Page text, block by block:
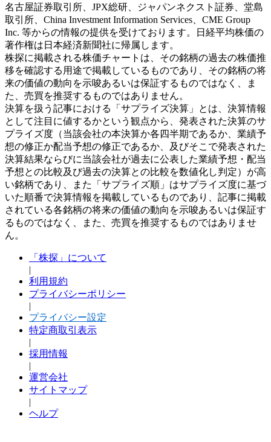
名古屋証券取引所、JPX総研、ジャパンネクスト証券、堂島
取引所、China Investment Information Services、CME Group
Inc. 等からの情報の提供を受けております。日経平均株価の
著作権は日本経済新聞社に帰属します。
株探に掲載される株価チャートは、その銘柄の過去の株価推
移を確認する用途で掲載しているものであり、その銘柄の将
来の価値の動向を示唆あるいは保証するものではなく、ま
た、売買を推奨するものではありません。
決算を扱う記事における「サプライズ決算」とは、決算情報
として注目に値するかという観点から、発表された決算のサ
プライズ度（当該会社の本決算か各四半期であるか、業績予
想の修正か配当予想の修正であるか、及びそこで発表された
決算結果ならびに当該会社が過去に公表した業績予想・配当
予想との比較及び過去の決算との比較を数値化し判定）が高
い銘柄であり、また「サプライズ順」はサプライズ度に基づ
いた順番で決算情報を掲載しているものであり、記事に掲載
されている各銘柄の将来の価値の動向を示唆あるいは保証す
るものではなく、また、売買を推奨するものではありませ
ん。
「株探」について
|
利用規約
プライバシーポリシー
|
プライバシー設定
特定商取引表示
|
採用情報
|
運営会社
サイトマップ
|
ヘルプ